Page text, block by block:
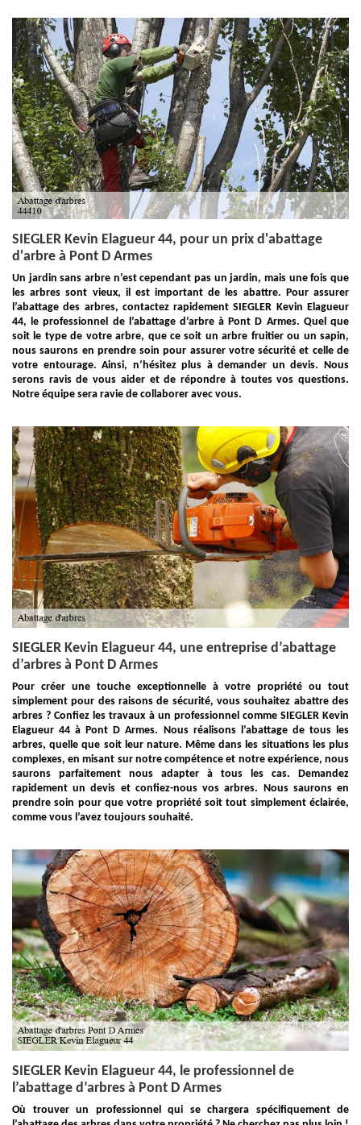
SIEGLER Kevin Elagueur 44, pour un prix d'abattage
d'arbre à Pont D Armes
Un jardin sans arbre n’est cependant pas un jardin, mais une fois que
les arbres sont vieux, il est important de les abattre. Pour assurer
l’abattage des arbres, contactez rapidement SIEGLER Kevin Elagueur
44, le professionnel de l’abattage d’arbre à Pont D Armes. Quel que
soit le type de votre arbre, que ce soit un arbre fruitier ou un sapin,
nous saurons en prendre soin pour assurer votre sécurité et celle de
votre entourage. Ainsi, n’hésitez plus à demander un devis. Nous
serons ravis de vous aider et de répondre à toutes vos questions.
Notre équipe sera ravie de collaborer avec vous.
SIEGLER Kevin Elagueur 44, une entreprise d’abattage
d’arbres à Pont D Armes
Pour créer une touche exceptionnelle à votre propriété ou tout
simplement pour des raisons de sécurité, vous souhaitez abattre des
arbres ? Confiez les travaux à un professionnel comme SIEGLER Kevin
Elagueur 44 à Pont D Armes. Nous réalisons l’abattage de tous les
arbres, quelle que soit leur nature. Même dans les situations les plus
complexes, en misant sur notre compétence et notre expérience, nous
saurons parfaitement nous adapter à tous les cas. Demandez
rapidement un devis et confiez-nous vos arbres. Nous saurons en
prendre soin pour que votre propriété soit tout simplement éclairée,
comme vous l’avez toujours souhaité.
SIEGLER Kevin Elagueur 44, le professionnel de
l’abattage d’arbres à Pont D Armes
Où trouver un professionnel qui se chargera spécifiquement de